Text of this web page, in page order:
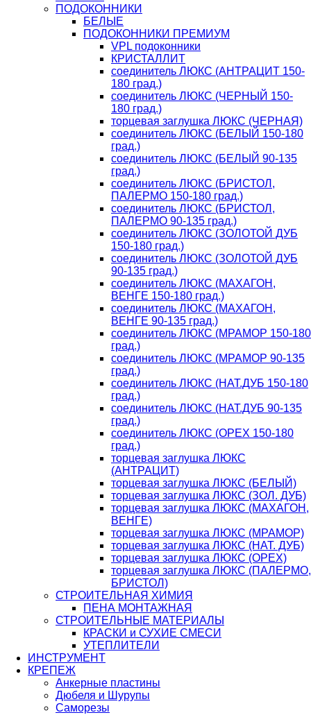
ПОДОКОННИКИ
БЕЛЫЕ
ПОДОКОННИКИ ПРЕМИУМ
VPL подоконники
КРИСТАЛЛИТ
соединитель ЛЮКС (АНТРАЦИТ 150-
180 град.)
соединитель ЛЮКС (ЧЕРНЫЙ 150-
180 град.)
торцевая заглушка ЛЮКС (ЧЕРНАЯ)
соединитель ЛЮКС (БЕЛЫЙ 150-180
град.)
соединитель ЛЮКС (БЕЛЫЙ 90-135
град.)
соединитель ЛЮКС (БРИСТОЛ,
ПАЛЕРМО 150-180 град.)
соединитель ЛЮКС (БРИСТОЛ,
ПАЛЕРМО 90-135 град.)
соединитель ЛЮКС (ЗОЛОТОЙ ДУБ
150-180 град.)
соединитель ЛЮКС (ЗОЛОТОЙ ДУБ
90-135 град.)
соединитель ЛЮКС (МАХАГОН,
ВЕНГЕ 150-180 град.)
соединитель ЛЮКС (МАХАГОН,
ВЕНГЕ 90-135 град.)
соединитель ЛЮКС (МРАМОР 150-180
град.)
соединитель ЛЮКС (МРАМОР 90-135
град.)
соединитель ЛЮКС (НАТ.ДУБ 150-180
град.)
соединитель ЛЮКС (НАТ.ДУБ 90-135
град.)
соединитель ЛЮКС (ОРЕХ 150-180
град.)
торцевая заглушка ЛЮКС
(АНТРАЦИТ)
торцевая заглушка ЛЮКС (БЕЛЫЙ)
торцевая заглушка ЛЮКС (ЗОЛ. ДУБ)
торцевая заглушка ЛЮКС (МАХАГОН,
ВЕНГЕ)
торцевая заглушка ЛЮКС (МРАМОР)
торцевая заглушка ЛЮКС (НАТ. ДУБ)
торцевая заглушка ЛЮКС (ОРЕХ)
торцевая заглушка ЛЮКС (ПАЛЕРМО,
БРИСТОЛ)
СТРОИТЕЛЬНАЯ ХИМИЯ
ПЕНА МОНТАЖНАЯ
СТРОИТЕЛЬНЫЕ МАТЕРИАЛЫ
КРАСКИ и СУХИЕ СМЕСИ
УТЕПЛИТЕЛИ
ИНСТРУМЕНТ
КРЕПЕЖ
Анкерные пластины
Дюбеля и Шурупы
Саморезы